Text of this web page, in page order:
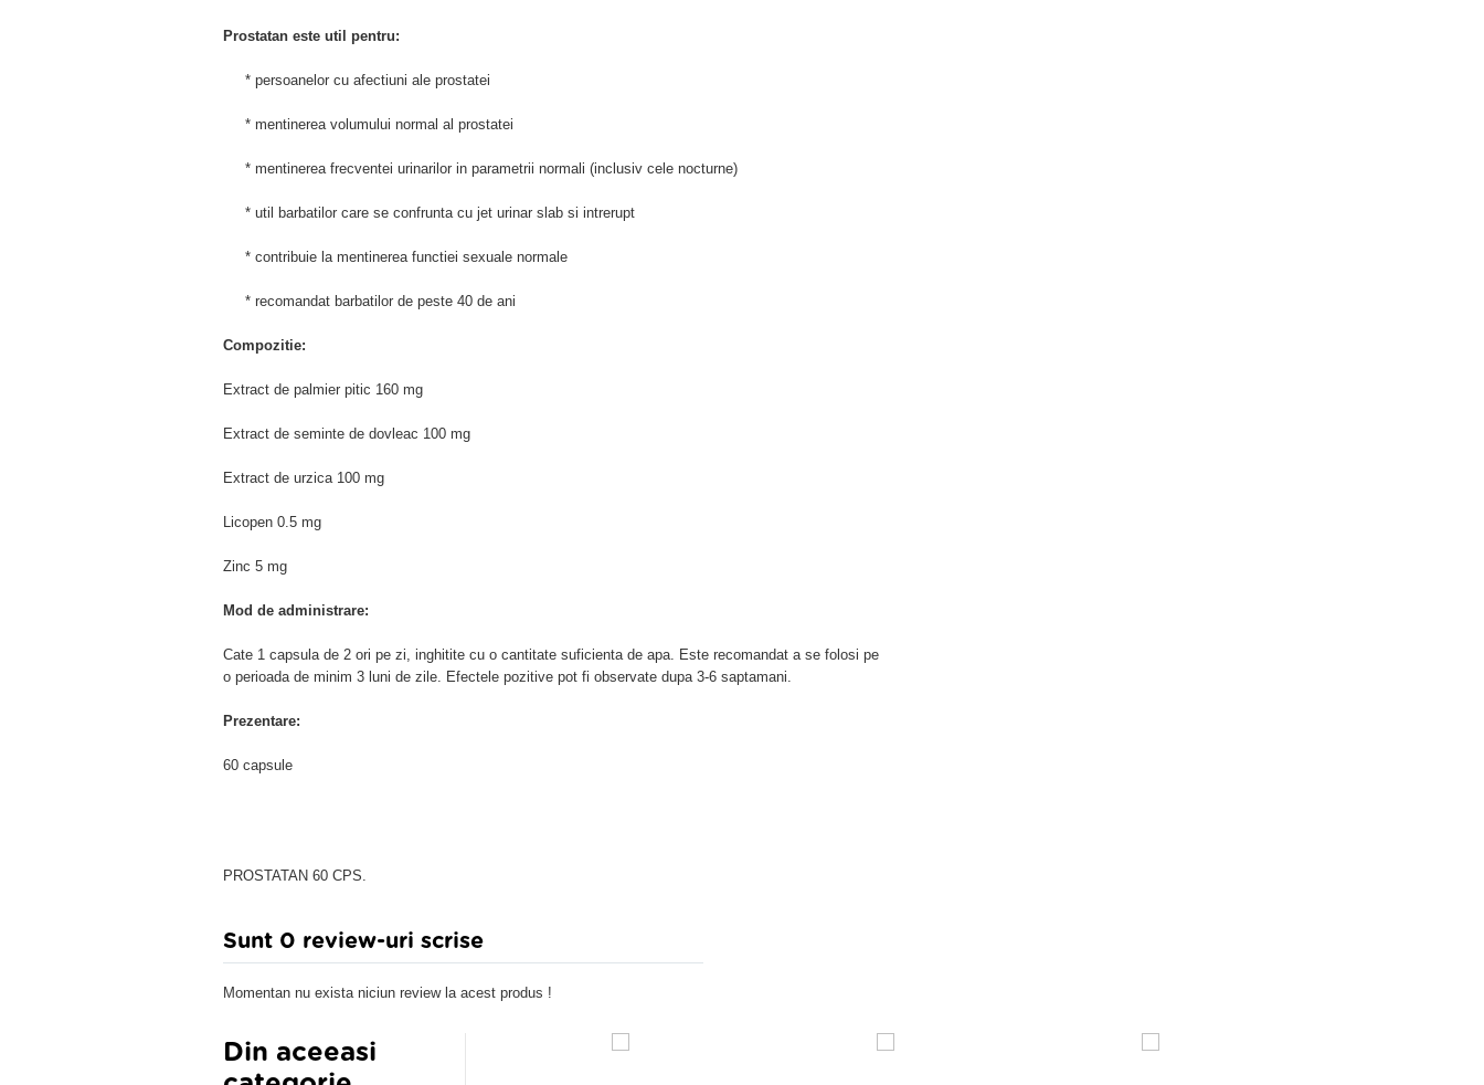
Prostatan este util pentru:
* persoanelor cu afectiuni ale prostatei
* mentinerea volumului normal al prostatei
* mentinerea frecventei urinarilor in parametrii normali (inclusiv cele nocturne)
* util barbatilor care se confrunta cu jet urinar slab si intrerupt
* contribuie la mentinerea functiei sexuale normale
* recomandat barbatilor de peste 40 de ani
Compozitie:
Extract de palmier pitic 160 mg
Extract de seminte de dovleac 100 mg
Extract de urzica 100 mg
Licopen 0.5 mg
Zinc 5 mg
Mod de administrare:
Cate 1 capsula de 2 ori pe zi, inghitite cu o cantitate suficienta de apa. Este recomandat a se folosi pe
o perioada de minim 3 luni de zile. Efectele pozitive pot fi observate dupa 3-6 saptamani.
Prezentare:
60 capsule
PROSTATAN 60 CPS.
Sunt 0 review-uri scrise
Momentan nu exista niciun review la acest produs !
Din aceeasi